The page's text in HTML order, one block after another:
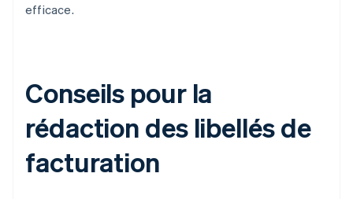
efficace.
Conseils pour la
rédaction des libellés de
facturation